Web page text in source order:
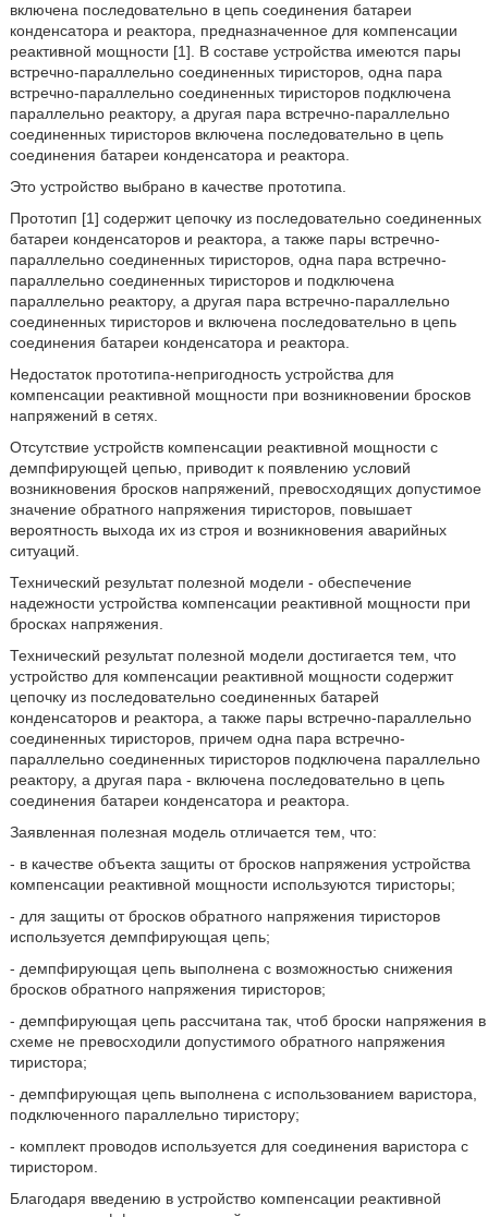
включена последовательно в цепь соединения батареи
конденсатора и реактора, предназначенное для компенсации
реактивной мощности [1]. В составе устройства имеются пары
встречно-параллельно соединенных тиристоров, одна пара
встречно-параллельно соединенных тиристоров подключена
параллельно реактору, а другая пара встречно-параллельно
соединенных тиристоров включена последовательно в цепь
соединения батареи конденсатора и реактора.
Это устройство выбрано в качестве прототипа.
Прототип [1] содержит цепочку из последовательно соединенных
батареи конденсаторов и реактора, а также пары встречно-
параллельно соединенных тиристоров, одна пара встречно-
параллельно соединенных тиристоров и подключена
параллельно реактору, а другая пара встречно-параллельно
соединенных тиристоров и включена последовательно в цепь
соединения батареи конденсатора и реактора.
Недостаток прототипа-непригодность устройства для
компенсации реактивной мощности при возникновении бросков
напряжений в сетях.
Отсутствие устройств компенсации реактивной мощности с
демпфирующей цепью, приводит к появлению условий
возникновения бросков напряжений, превосходящих допустимое
значение обратного напряжения тиристоров, повышает
вероятность выхода их из строя и возникновения аварийных
ситуаций.
Технический результат полезной модели - обеспечение
надежности устройства компенсации реактивной мощности при
бросках напряжения.
Технический результат полезной модели достигается тем, что
устройство для компенсации реактивной мощности содержит
цепочку из последовательно соединенных батарей
конденсаторов и реактора, а также пары встречно-параллельно
соединенных тиристоров, причем одна пара встречно-
параллельно соединенных тиристоров подключена параллельно
реактору, а другая пара - включена последовательно в цепь
соединения батареи конденсатора и реактора.
Заявленная полезная модель отличается тем, что:
- в качестве объекта защиты от бросков напряжения устройства
компенсации реактивной мощности используются тиристоры;
- для защиты от бросков обратного напряжения тиристоров
используется демпфирующая цепь;
- демпфирующая цепь выполнена с возможностью снижения
бросков обратного напряжения тиристоров;
- демпфирующая цепь рассчитана так, чтоб броски напряжения в
схеме не превосходили допустимого обратного напряжения
тиристора;
- демпфирующая цепь выполнена с использованием варистора,
подключенного параллельно тиристору;
- комплект проводов используется для соединения варистора с
тиристором.
Благодаря введению в устройство компенсации реактивной